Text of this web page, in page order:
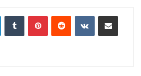
a
i
a
r
e
LinkedInTumblrPinterestReddit VKontakteShare via Email